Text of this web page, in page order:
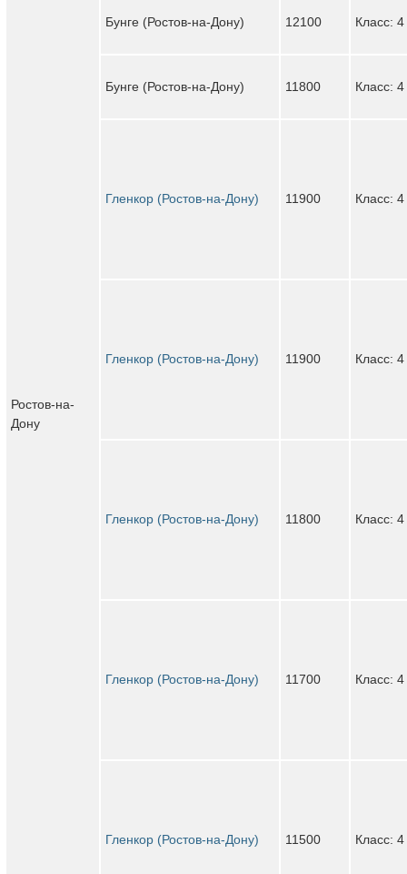
Ростов-на-
Дону
Бунге (Ростов-на-Дону) 12100 Класс: 4
Бунге (Ростов-на-Дону) 11800 Класс: 4
Гленкор (Ростов-на-Дону) 11900 Класс: 4
Гленкор (Ростов-на-Дону) 11900 Класс: 4
Гленкор (Ростов-на-Дону) 11800 Класс: 4
Гленкор (Ростов-на-Дону) 11700 Класс: 4
Гленкор (Ростов-на-Дону) 11500 Класс: 4